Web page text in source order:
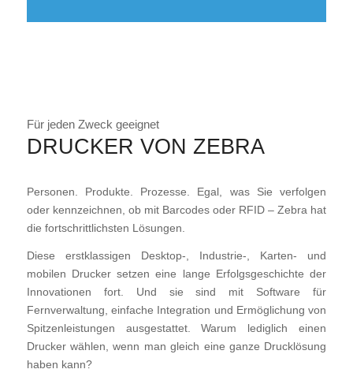
Für jeden Zweck geeignet
DRUCKER VON ZEBRA
Personen. Produkte. Prozesse. Egal, was Sie verfolgen
oder kennzeichnen, ob mit Barcodes oder RFID – Zebra hat
die fortschrittlichsten Lösungen.
Diese erstklassigen Desktop-, Industrie-, Karten- und
mobilen Drucker setzen eine lange Erfolgsgeschichte der
Innovationen fort. Und sie sind mit Software für
Fernverwaltung, einfache Integration und Ermöglichung von
Spitzenleistungen ausgestattet. Warum lediglich einen
Drucker wählen, wenn man gleich eine ganze Drucklösung
haben kann?